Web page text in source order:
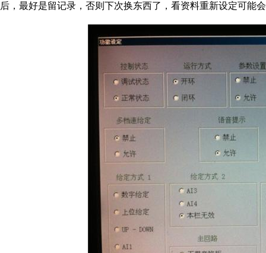
后，最好是留记录，否则下次换东西了，看资料重新设定可能